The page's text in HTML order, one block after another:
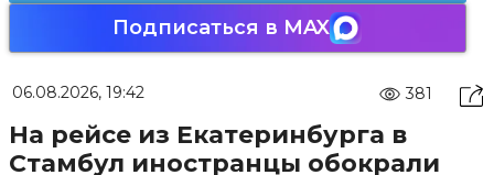
Подписаться в MAX
06.08.2026, 19:42 381
На рейсе из Екатеринбурга в
Стамбул иностранцы обокрали